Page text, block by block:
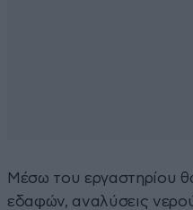
Μέσω του εργαστηρίου
εδαφών, αναλύσεις